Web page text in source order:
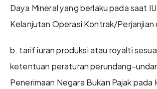
Daya Mineral yang berlaku pada saat
Kelanjutan Operasi Kontrak/
b. tarif iuran produksi atau royalti
ketentuan peraturan perundang-
Penerimaan Negara Bukan Pajak